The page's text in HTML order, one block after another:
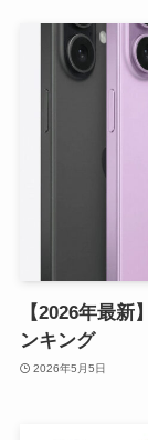
【2026年最
ンキング
2026年5月5日